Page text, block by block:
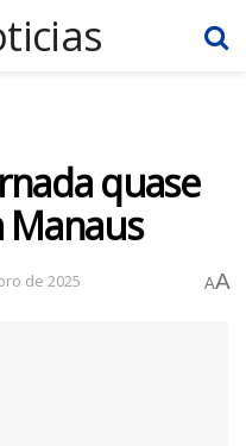
quase
Manaus
de 2025 AA